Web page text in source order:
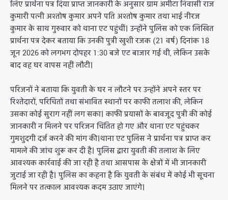
लिए प्रार्थना पत्र दिया प्राप्त जानकारी के अनुसार ग्राम अमीटा निवासी राज
कुमारी पत्नी अश्तोष कुमार अपने पति अश्तोष कुमार तथा भाई नीरज
कुमार के साथ गुरुवार को थाना एट पहुंचीं। उन्होंने पुलिस को एक लिखित
प्रार्थना पत्र देकर बताया कि उनकी पुत्री खुशी रजक (21 वर्ष) दिनांक 18
जून 2026 को लगभग दोपहर 1:30 बजे एट बाजार गई थी, लेकिन उसके
बाद वह घर वापस नहीं लौटी।
परिजनों ने बताया कि युवती के घर न लौटने पर उन्होंने अपने स्तर पर
रिश्तेदारों, परिचितों तथा संभावित स्थानों पर काफी तलाश की, लेकिन
उसका कोई सुराग नहीं लग सका। काफी प्रयासों के बावजूद पुत्री की कोई
जानकारी न मिलने पर परिजन चिंतित हो गए और थाना एट पहुंचकर
गुमशुदगी दर्ज करने की मांग की।थाना एट पुलिस ने प्रार्थना पत्र प्राप्त कर
मामले की जांच शुरू कर दी है। पुलिस द्वारा युवती की तलाश के लिए
आवश्यक कार्रवाई की जा रही है तथा आसपास के क्षेत्रों में भी जानकारी
जुटाई जा रही है। पुलिस का कहना है कि युवती के संबंध में कोई भी सूचना
मिलने पर तत्काल आवश्यक कदम उठाए जाएंगे।